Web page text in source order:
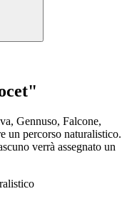
Gennuso, Falcone,
un percorso naturalistico.
verrà assegnato un